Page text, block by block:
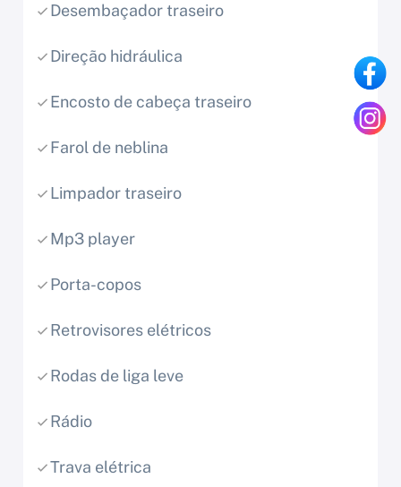
Desembaçador traseiro
Direção hidráulica
Encosto de cabeça traseiro
Farol de neblina
Limpador traseiro
Mp3 player
Porta-copos
Retrovisores elétricos
Rodas de liga leve
Rádio
Trava elétrica